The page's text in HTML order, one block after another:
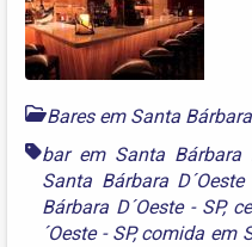
Bares em Santa
bar em Santa Bárbara
Santa Bárbara D´Oeste
Bárbara D´Oeste - SP,
´Oeste - SP,comida em